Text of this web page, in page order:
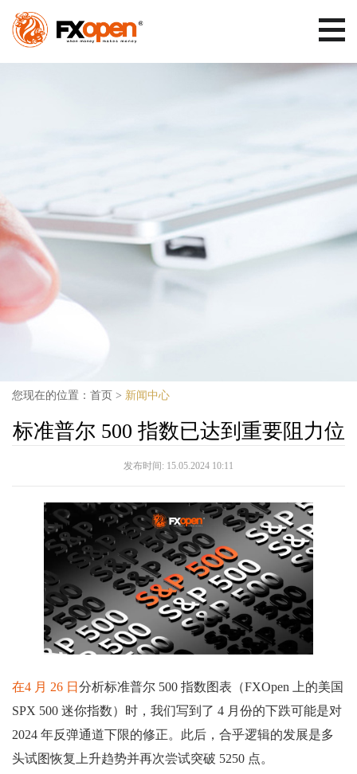
您现在的位置： 首页 > 新闻中心
标准普尔 500 指数已达到重要阻力位
发布时间: 15.05.2024 10:11
在4 月 26 日 分析标准普尔 500 指数图表（FXOpen 上的美国
SPX 500 迷你指数）时，我们写到了 4 月份的下跌可能是对
2024 年反弹通道下限的修正。此后，合乎逻辑的发展是多
头试图恢复上升趋势并再次尝试突破 5250 点。